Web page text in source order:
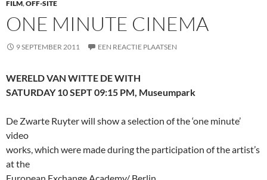
FILM,OFF-SITE
ONE MINUTE CINEMA
9 SEPTEMBER 2011 EEN REACTIE PLAATSEN
WERELD VAN WITTE DE WITH
SATURDAY 10 SEPT 09:15 PM, Museumpark
De Zwarte Ruyter will show a selection of the ‘one minute’
video
works, which were made during the participation of the artist’s
at the